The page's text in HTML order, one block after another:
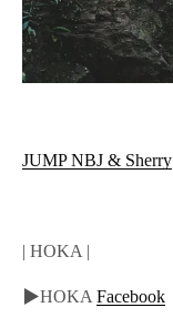
JUMP NBJ & Sherry
| HOKA |
▶HOKAFacebook